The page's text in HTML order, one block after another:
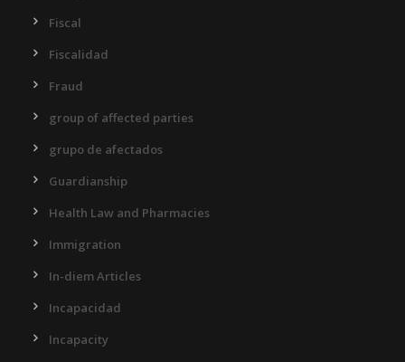
Fiscal
Fiscalidad
Fraud
group of affected parties
grupo de afectados
Guardianship
Health Law and Pharmacies
Immigration
In-diem Articles
Incapacidad
Incapacity